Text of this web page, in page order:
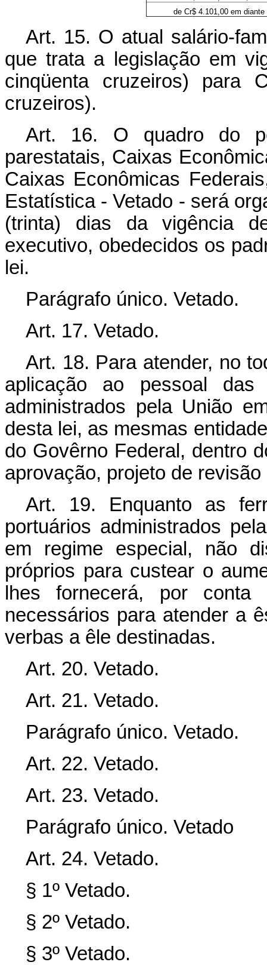
de Cr$ 4.101,00 em diante
Art. 15. O atual salário-
que trata a legislação em
cinqüenta cruzeiros) para
cruzeiros).
Art. 16. O quadro do
parestatais, Caixas
Caixas Econômicas
Estatística - Vetado - será
(trinta) dias da vigência
executivo, obedecidos os
lei.
Parágrafo único. Vetado.
Art. 17. Vetado.
Art. 18. Para atender, no
aplicação ao pessoal das
administrados pela União
desta lei, as mesmas
do Govêrno Federal, dentro
aprovação, projeto de
Art. 19. Enquanto as
portuários administrados
em regime especial, não
próprios para custear o
lhes fornecerá, por
necessários para atender a
verbas a êle destinadas.
Art. 20. Vetado.
Art. 21. Vetado.
Parágrafo único. Vetado.
Art. 22. Vetado.
Art. 23. Vetado.
Parágrafo único. Vetado
Art. 24. Vetado.
§ 1º Vetado.
§ 2º Vetado.
§ 3º Vetado.